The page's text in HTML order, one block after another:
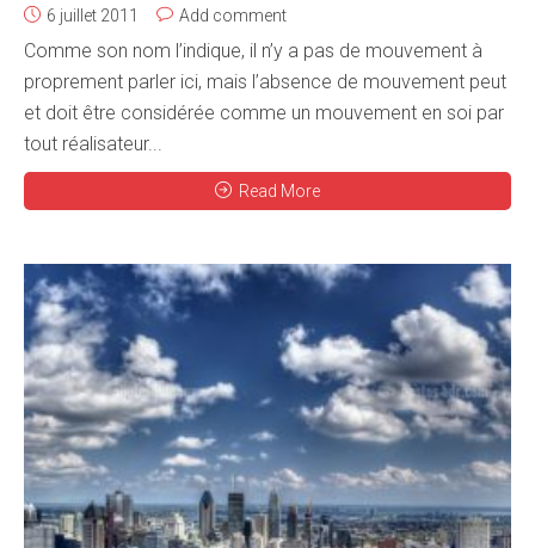
6 juillet 2011 Add comment
Comme son nom l’indique, il n’y a pas de mouvement à
proprement parler ici, mais l’absence de mouvement peut
et doit être considérée comme un mouvement en soi par
tout réalisateur...
Read More